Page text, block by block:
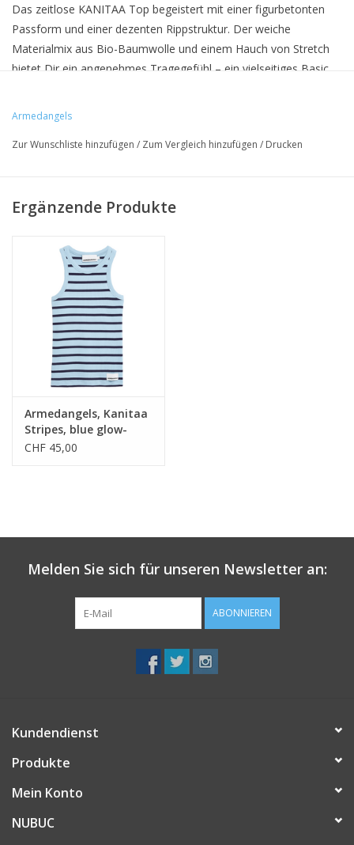
Das zeitlose KANITAA Top begeistert mit einer figurbetonten
Passform und einer dezenten Rippstruktur. Der weiche
Materialmix aus Bio-Baumwolle und einem Hauch von Stretch
bietet Dir ein angenehmes Tragegefühl – ein vielseitiges Basic
Produktionsort: Barcelos, Portugal
Produzent: Becri Malhas e Confeccoes, S.A.
• 97% Bio-Baumwolle, 3% Elasthan
• GOTS zertifiziert und PETA approved vegan
Armedangels
Zur Wunschliste hinzufügen / Zum Vergleich hinzufügen / Drucken
Ergänzende Produkte
Armedangels, Kanitaa
Stripes, blue glow-
tinted navy, S
CHF 45,00
Melden Sie sich für unseren Newsletter an:
ABONNIEREN
Kundendienst
Produkte
Mein Konto
NUBUC